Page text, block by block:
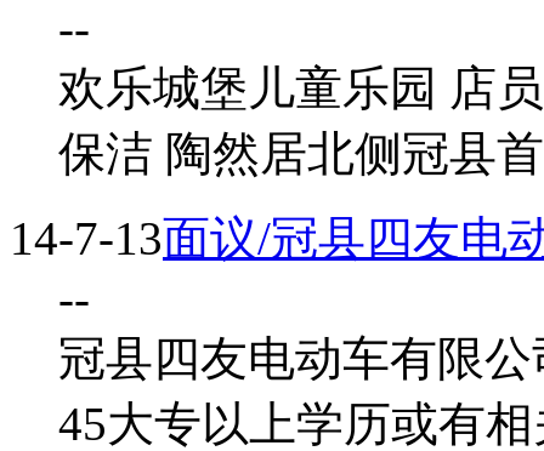
--
欢乐城堡儿童乐园 店
保洁 陶然居北侧冠县
14-7-13面议/冠县四友电
--
冠县四友电动车有限
45大专以上学历或有